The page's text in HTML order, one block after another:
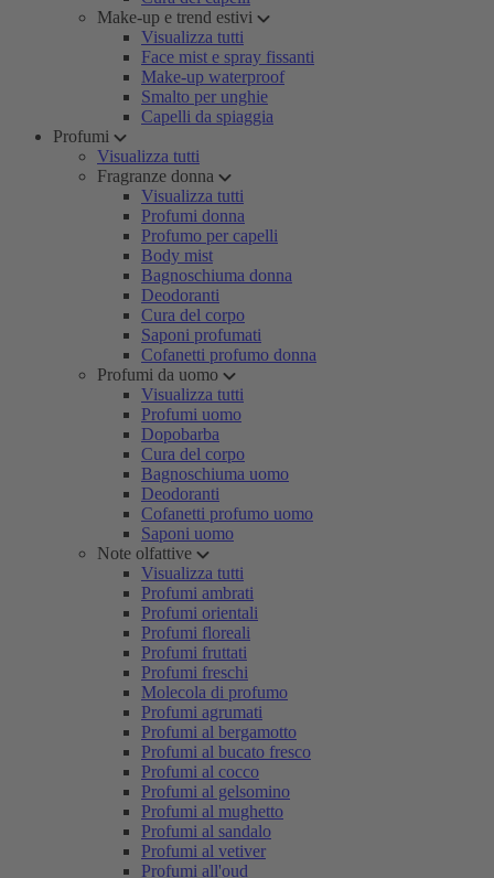
Make-up e trend estivi
Visualizza tutti
Face mist e spray fissanti
Make-up waterproof
Smalto per unghie
Capelli da spiaggia
Profumi
Visualizza tutti
Fragranze donna
Visualizza tutti
Profumi donna
Profumo per capelli
Body mist
Bagnoschiuma donna
Deodoranti
Cura del corpo
Saponi profumati
Cofanetti profumo donna
Profumi da uomo
Visualizza tutti
Profumi uomo
Dopobarba
Cura del corpo
Bagnoschiuma uomo
Deodoranti
Cofanetti profumo uomo
Saponi uomo
Note olfattive
Visualizza tutti
Profumi ambrati
Profumi orientali
Profumi floreali
Profumi fruttati
Profumi freschi
Molecola di profumo
Profumi agrumati
Profumi al bergamotto
Profumi al bucato fresco
Profumi al cocco
Profumi al gelsomino
Profumi al mughetto
Profumi al sandalo
Profumi al vetiver
Profumi all'oud